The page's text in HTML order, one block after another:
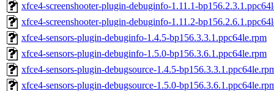
xfce4-screenshooter-plugin-debuginfo-1.11.1-
xfce4-screenshooter-plugin-debuginfo-1.11.2-
xfce4-sensors-plugin-debuginfo-1.4.5-bp156.3.3.1.ppc64le.rpm
xfce4-sensors-plugin-debuginfo-1.5.0-bp156.3.6.1.ppc64le.rpm
xfce4-sensors-plugin-debugsource-1.4.5-
xfce4-sensors-plugin-debugsource-1.5.0-